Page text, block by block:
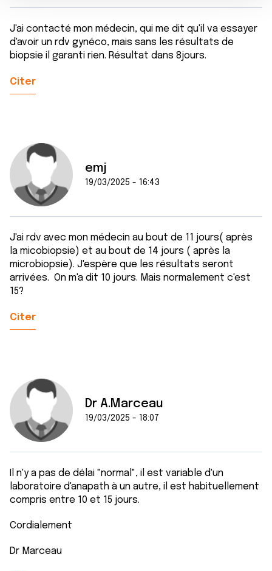
partageons également des informations sur l'utilisation de
publicité et d'analyse, qui peuvent combiner celles-ci
avec d'autres informations que vous leur avez fournies
ou qu'ils ont collectées lors de votre utilisation de leurs
services.
J'ai contacté mon médecin, qui me dit qu'il va essayer
d'avoir un rdv gynéco, mais sans les résultats de
biopsie il garanti rien. Résultat dans 8jours.
Citer
emj
19/03/2025 - 16:43
J'ai rdv avec mon médecin au bout de 11 jours( après
la micobiopsie) et au bout de 14 jours ( après la
microbiopsie). J'espère que les résultats seront
arrivées. On m'a dit 10 jours. Mais normalement c'est
15?
Citer
Dr A.Marceau
19/03/2025 - 18:07
Il n'y a pas de délai "normal", il est variable d'un
laboratoire d'anapath à un autre, il est habituellement
compris entre 10 et 15 jours.
Cordialement
Dr Marceau